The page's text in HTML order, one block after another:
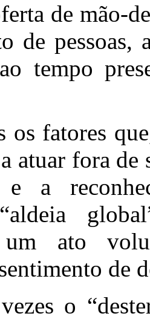
de mão-
de
tempo
os fatores
atuar fora de
e a
um ato
de
o